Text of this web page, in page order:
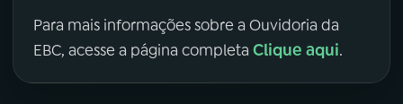
Para mais informações sobre a Ouvidoria da
EBC, acesse a página completa Clique aqui.